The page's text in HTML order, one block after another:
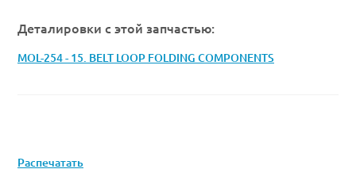
Деталировки с этой запчастью:
MOL-254 - 15. BELT LOOP FOLDING COMPONENTS
Распечатать